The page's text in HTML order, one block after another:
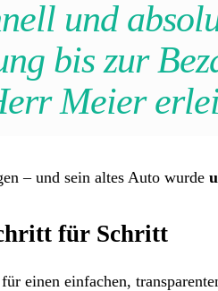
und
bis zur
Meier
– und sein altes Auto wurde
für Schritt
einen einfachen,